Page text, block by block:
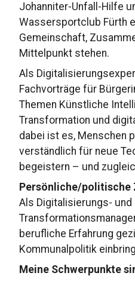
Johanniter-Unfall-Hilfe
Wassersportclub Fürth
Gemeinschaft,
Mittelpunkt stehen.
Als
Fachvorträge für
Themen Künstliche
Transformation und
dabei ist es, Menschen
verständlich für neue
begeistern – und
Persönliche/politische
Als Digitalisierungs- und
berufliche Erfahrung
Kommunalpolitik
Meine Schwerpunkte